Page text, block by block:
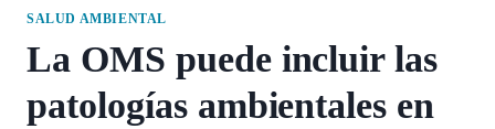
SALUD AMBIENTAL
La OMS puede incluir las
patologías ambientales en